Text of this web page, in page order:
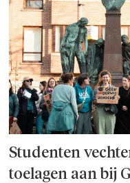
Studenten
toelagen aan bij